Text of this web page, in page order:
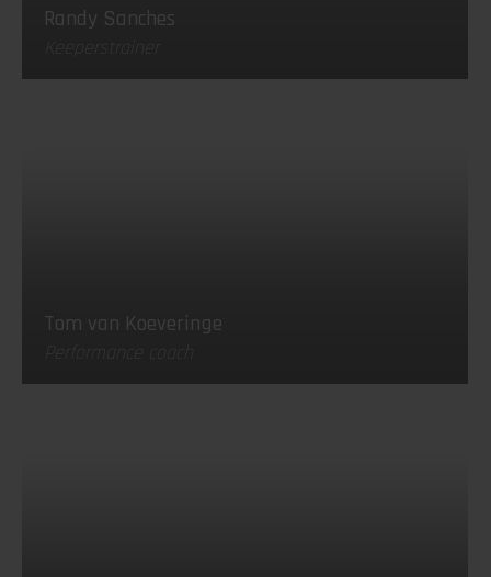
Randy Sanches
Tom van Koeveringe